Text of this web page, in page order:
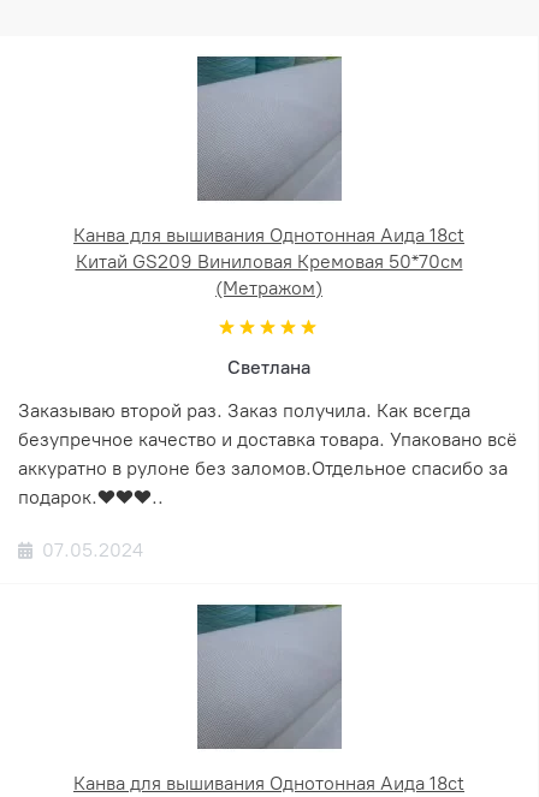
Канва для вышивания Однотонная Аида 18ct
Китай GS209 Виниловая Кремовая 50*70см
(Метражом)
Светлана
Заказываю второй раз. Заказ получила. Как всегда
безупречное качество и доставка товара. Упаковано всё
аккуратно в рулоне без заломов.Отдельное спасибо за
подарок.❤️❤️❤️..
07.05.2024
Канва для вышивания Однотонная Аида 18ct